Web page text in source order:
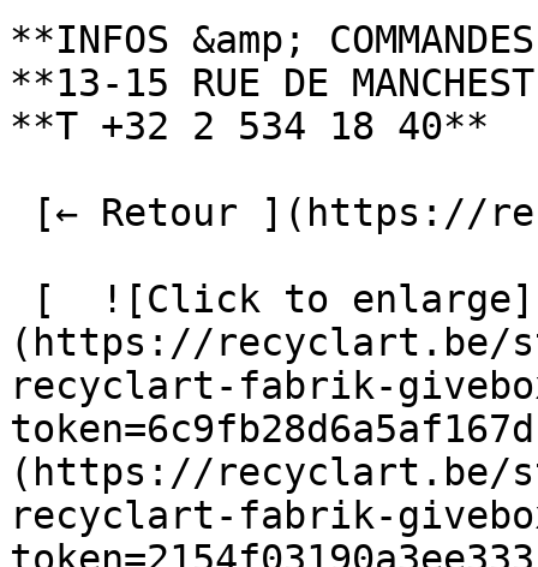
**INFOS &amp;
**13-15 RUE DE
**T +32 2 534 18 40**
(https://recyclart.be/
recyclart-fabrik-
(https://recyclart.be/
recyclart-fabrik-